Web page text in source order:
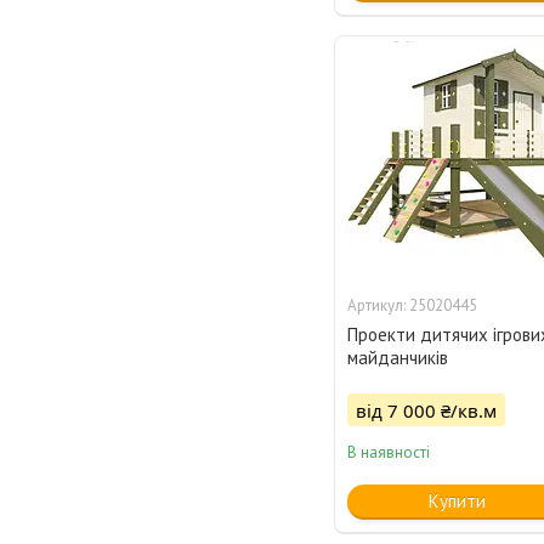
25020445
Проекти дитячих
майданчиків
від 7 000 ₴/кв.м
В наявності
Купити